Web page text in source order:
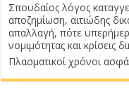
Σπουδαίος λόγος
αποζημίωση, αιτιώδης
απαλλαγή, πότε
νομιμότητας και κρίσεις
Πλασματικοί χρόνοι